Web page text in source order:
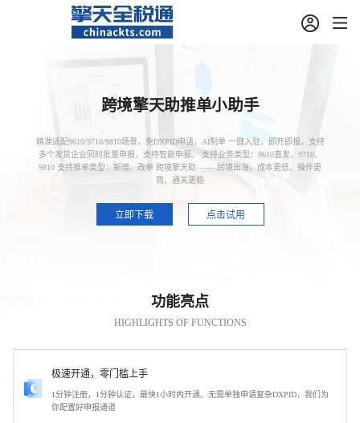
跨境擎天助推单小助手
精准适配9610/9710/9810场景，免DXPID申请，AI制单 一键入驻，即开即报，支持
多个发货企业同时批量申报，支持智能申报。 支持业务类型：9610直发、9710、
9810 支持推单类型：新增、改单 跨境擎天助 —— 跨境出海，成本更低、操作更
简、通关更稳
立即下载 点击试用
功能亮点
HIGHLIGHTS OF FUNCTIONS
极速开通，零门槛上手
1分钟注册，1分钟认证，最快1小时内开通。无需单独申请复杂DXPID，我们为
你配置好申报通道